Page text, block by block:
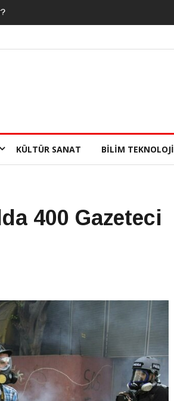
KÜLTÜR SANAT BILIM TEKNOLOJI
400 Gazeteci